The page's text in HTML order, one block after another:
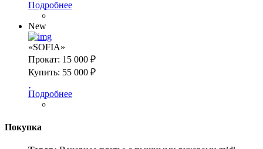
Подробнее
New
«SOFIA»
Прокат: 15 000 ₽
Купить: 55 000 ₽
Подробнее
Покупка